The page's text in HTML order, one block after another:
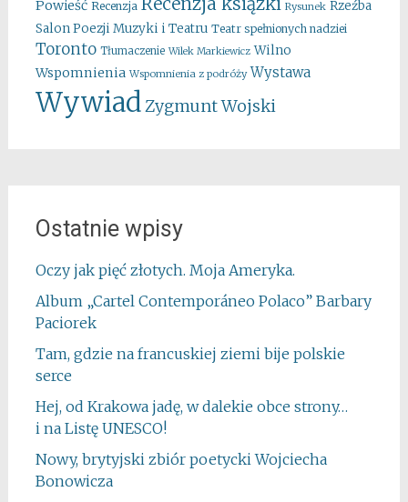
Powieść Recenzja Rysunek Rzeźba
Salon Poezji Muzyki i Teatru Teatr spełnionych nadziei
Toronto Tłumaczenie Wilek Markiewicz Wilno
Wspomnienia Wspomnienia z podróży Wystawa
WywiadZygmunt Wojski
Ostatnie wpisy
Oczy jak pięć złotych. Moja Ameryka.
Album „Cartel Contemporáneo Polaco” Barbary
Paciorek
Tam, gdzie na francuskiej ziemi bije polskie
serce
Hej, od Krakowa jadę, w dalekie obce strony…
i na Listę UNESCO!
Nowy, brytyjski zbiór poetycki Wojciecha
Bonowicza